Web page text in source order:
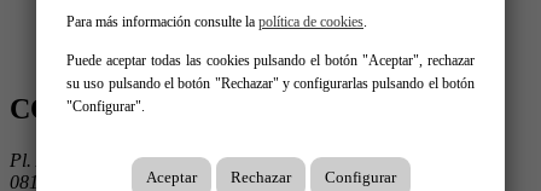
Promociones
Contacto
CONTÁCTANOS
Pl. Ausiàs March 1, 3º 3ª
08195 Sant Cugat Del Vallès
Para más información consulte la política de cookies.
Puede aceptar todas las cookies pulsando el botón "Aceptar", rechazar
su uso pulsando el botón "Rechazar" y configurarlas pulsando el botón
"Configurar".
Aceptar Rechazar Configurar